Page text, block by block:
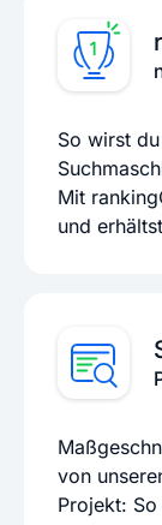
So wirst
Mit
und
von
Projekt: